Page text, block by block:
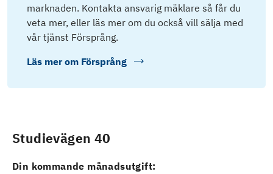
marknaden. Kontakta ansvarig mäklare så får du
veta mer, eller läs mer om du också vill sälja med
vår tjänst Försprång.
Läs mer om Försprång
Studievägen 40
Din kommande månadsutgift: